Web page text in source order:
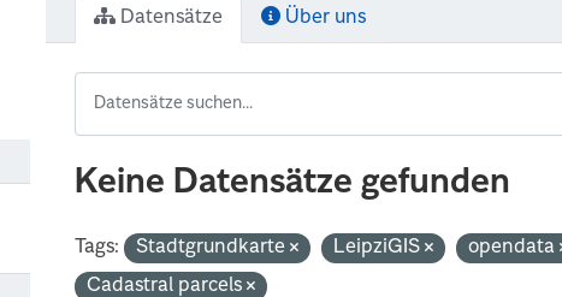
Datensätze Über uns
Keine Datensätze gefunden
Tags: Stadtgrundkarte LeipziGIS
opendata
Cadastral parcels